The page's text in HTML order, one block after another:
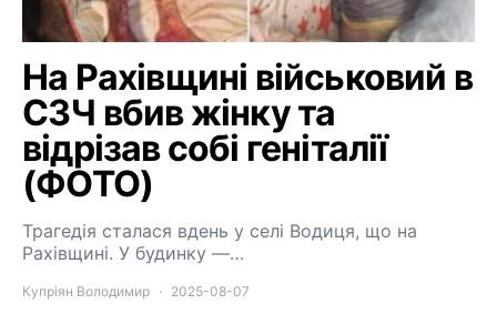
На Рахівщині військовий в
СЗЧ вбив жінку та
відрізав собі геніталії
(ФОТО)
Трагедія сталася вдень у селі Водиця, що на
Рахівщині. У будинку —…
Купріян Володимир 2025-08-07